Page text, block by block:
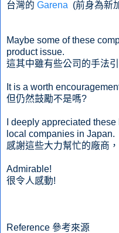
台灣的 Garena (前身為新
Maybe some of these
product issue.
這其中雖有些公司的手法引
It is a worth
但仍然鼓勵不是嗎?
I deeply appreciated
local companies in Japan.
感謝這些大力幫忙的廠商
Admirable!
很令人感動!
Reference 參考來源